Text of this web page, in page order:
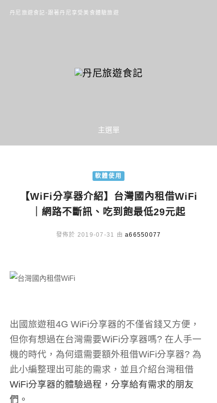
丹尼旅遊食記-跟著丹尼享受美食體驗旅遊
主選單
軟體使用
【WiFi分享器介紹】台灣國內租借WiFi
｜網路不斷訊、吃到飽最低29元起
發佈於 2019-07-31 由 a66550077
出國旅遊租4G WiFi分享器的不僅省錢又方便，
但你有想過在台灣需要WiFi分享器嗎? 在人手一
機的時代，為何還需要額外租借WiFi分享器? 為
此小編整理出可能的需求，並且介紹台灣租借
WiFi分享器的體驗過程，分享給有需求的朋友
們。